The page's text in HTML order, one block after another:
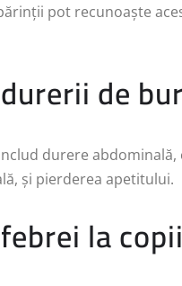
pot recunoaște
de
durere
și pierderea apetitului.
la copii